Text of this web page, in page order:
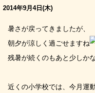
2014年9月4日(木)
暑さが戻ってきましたが、
朝夕が涼しく過ごせますね
残暑が続くのもあと少しか
近くの小学校では、今月運